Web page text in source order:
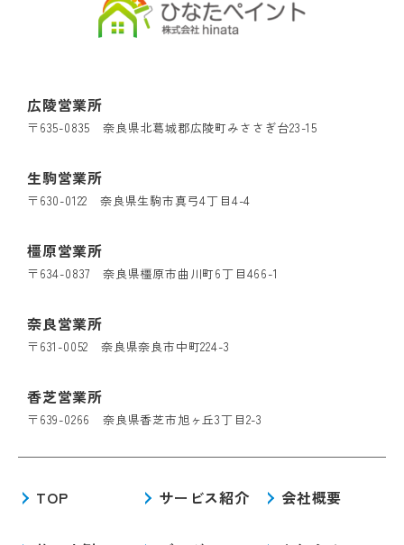
広陵営業所
〒635-0835 奈良県北葛城郡広陵町みささぎ台23-15
奈良営業所
〒631-0052 奈良県奈良市中町224-3
生駒営業所
〒630-0122 奈良県生駒市真弓4丁目4-4
香芝営業所
〒639-0266 奈良県香芝市旭ヶ丘3丁目2-3
橿原営業所
〒634-0837 奈良県橿原市曲川町6丁目466-1
TOP サービス紹介 会社概要